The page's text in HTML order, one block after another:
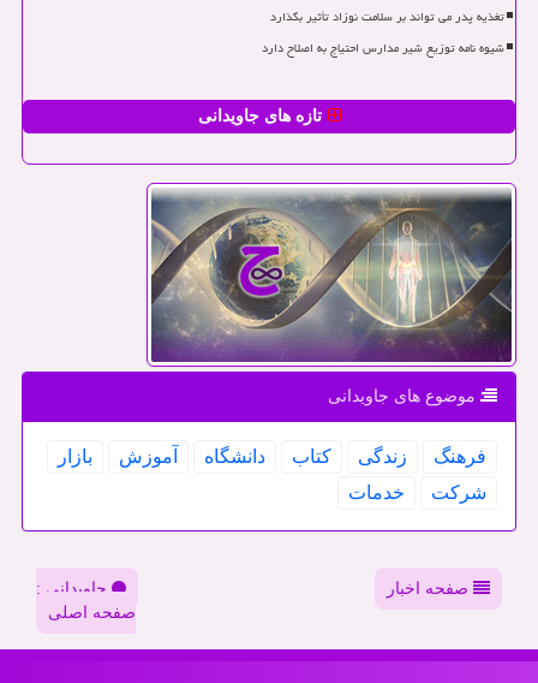
تغذیه پدر می تواند بر سلامت نوزاد تأثیر بگذارد
شیوه نامه توزیع شیر مدارس احتیاج به اصلاح دارد
تازه های جاویدانی
موضوع های جاویدانی
فرهنگ زندگی كتاب دانشگاه آموزش
بازار
شركت
خدمات
صفحه اخبار
جاویدانی :
صفحه اصلی